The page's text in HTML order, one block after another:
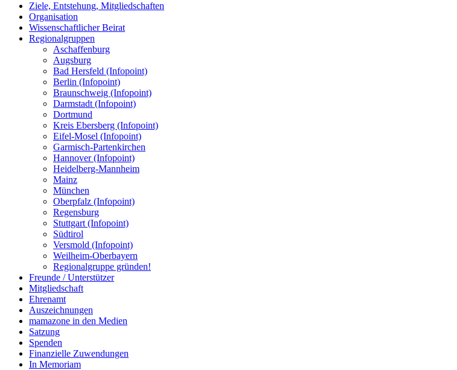
Ziele, Entstehung, Mitgliedschaften
Organisation
Wissenschaftlicher Beirat
Regionalgruppen
Aschaffenburg
Augsburg
Bad Hersfeld (Infopoint)
Berlin (Infopoint)
Braunschweig (Infopoint)
Darmstadt (Infopoint)
Dortmund
Kreis Ebersberg (Infopoint)
Eifel-Mosel (Infopoint)
Garmisch-Partenkirchen
Hannover (Infopoint)
Heidelberg-Mannheim
Mainz
München
Oberpfalz (Infopoint)
Regensburg
Stuttgart (Infopoint)
Südtirol
Versmold (Infopoint)
Weilheim-Oberbayern
Regionalgruppe gründen!
Freunde / Unterstützer
Mitgliedschaft
Ehrenamt
Auszeichnungen
mamazone in den Medien
Satzung
Spenden
Finanzielle Zuwendungen
In Memoriam